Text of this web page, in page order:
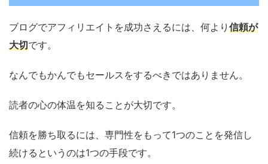
ブログでアフィリエイトを成功さえるには、何より 信頼が
大切です。
なんでもかんでもセールスをするべきではありません。
読者の心の体温を知ることが大切です。
信頼を勝ち取るには、専門性をもって1つのことを発信し
続けるというのは1つの手段です。